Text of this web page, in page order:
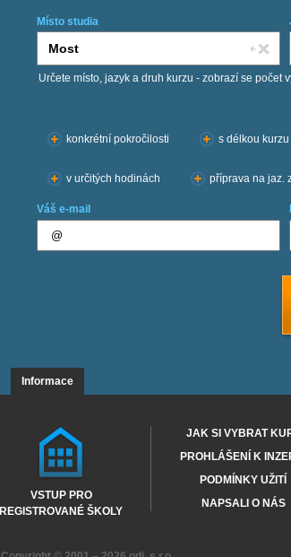
Místo studia
Určete místo, jazyk a druh kurzu - zobrazí se počet
konkrétní pokročilosti
s délkou kurzu
v určitých hodinách příprava na jaz.
Váš e-mail
Informace
VSTUP PRO
REGISTROVANÉ ŠKOLY
JAK SI VYBRAT
PROHLÁŠENÍ K
PODMÍNKY UŽITÍ
NAPSALI O NÁS